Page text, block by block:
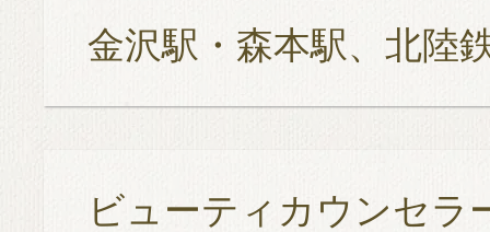
金沢駅・森本駅、北陸
ビューティカウンセラ